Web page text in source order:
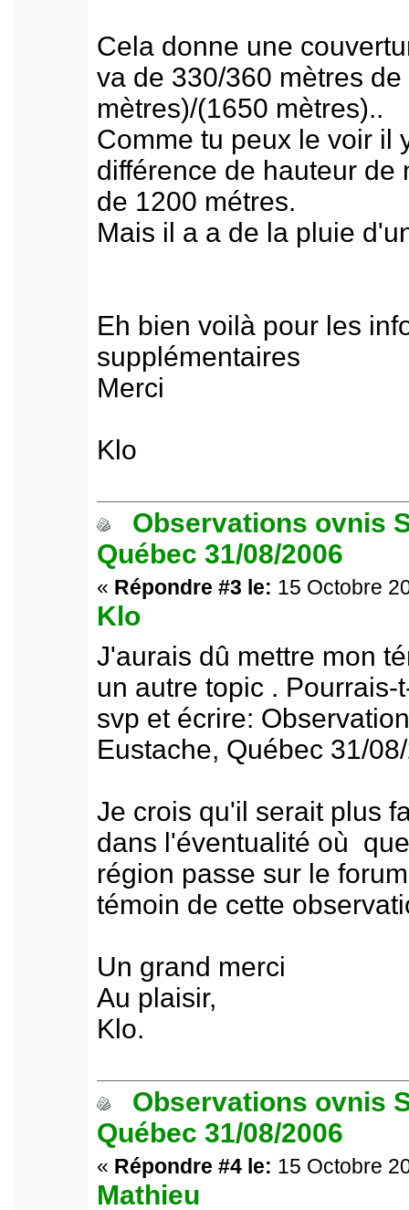
Cela donne une
va de 330/360 mètres
mètrеs)/(1650 mètres)..
Comme tu peux le voir il
différence de hauteur de
de 1200 métres.
Mais il a a de la pluie
Eh bien voilà pour les
supplémentaires
Merci
Klo
Observations ovnis
Québec 31/08/2006
« Répondre #3 le: 15 Octobre
Klo
J'aurais dû mettre mon
un autre topic .
svp et écrire:
Eustache, Québec 31/
Je crois qu'il serait plus
dans l'éventualité où
région passe sur le
témoin de cette
Un grand merci
Au plaisir,
Klo.
Observations ovnis
Québec 31/08/2006
« Répondre #4 le: 15 Octobre
Mathieu